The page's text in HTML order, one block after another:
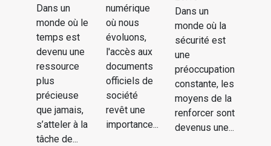
Dans un
monde où le
temps est
devenu une
ressource
plus
précieuse
que jamais,
s’atteler à la
tâche de...
numérique
où nous
évoluons,
l'accès aux
documents
officiels de
société
revêt une
importance...
Dans un
monde où la
sécurité est
une
préoccupation
constante, les
moyens de la
renforcer sont
devenus une...